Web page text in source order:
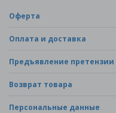
Оферта
Оплата и доставка
Предъявление претензии
Возврат товара
Персональные данные